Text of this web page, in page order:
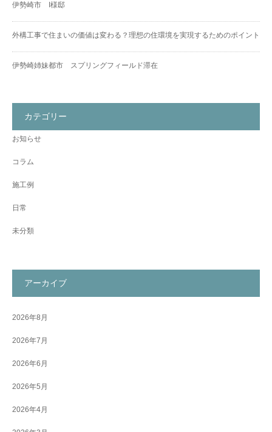
伊勢崎市 I様邸
外構工事で住まいの価値は変わる？理想の住環境を実現するためのポイント
伊勢崎姉妹都市 スプリングフィールド滞在
カテゴリー
お知らせ
コラム
施工例
日常
未分類
アーカイブ
2026年8月
2026年7月
2026年6月
2026年5月
2026年4月